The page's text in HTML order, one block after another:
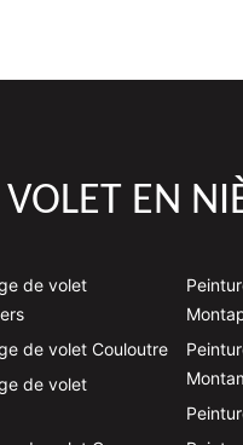
EN
de volet
de volet Couloutre
de volet